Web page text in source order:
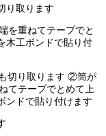
り取ります
を重ねてテープでと
木工ボンドで貼り付